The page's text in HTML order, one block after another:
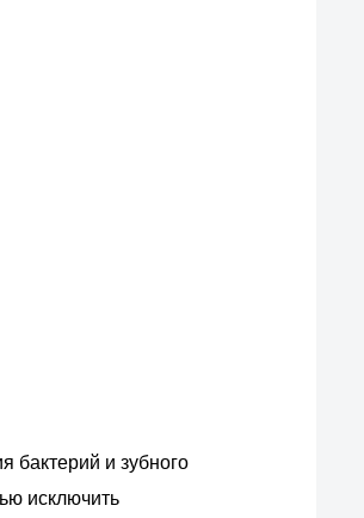
бактерий и зубного
исключить